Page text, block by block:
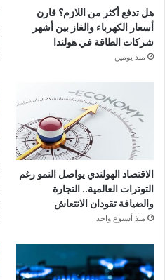
هل تدفع أكثر من اللازم؟ قارن
أسعار الكهرباء والغاز بين أشهر
شركات الطاقة في هولندا
منذ يومين
الاقتصاد الهولندي يواصل النمو رغم
التوترات العالمية.. التجارة
والضيافة تقودان الانتعاش
منذ أسبوع واحد